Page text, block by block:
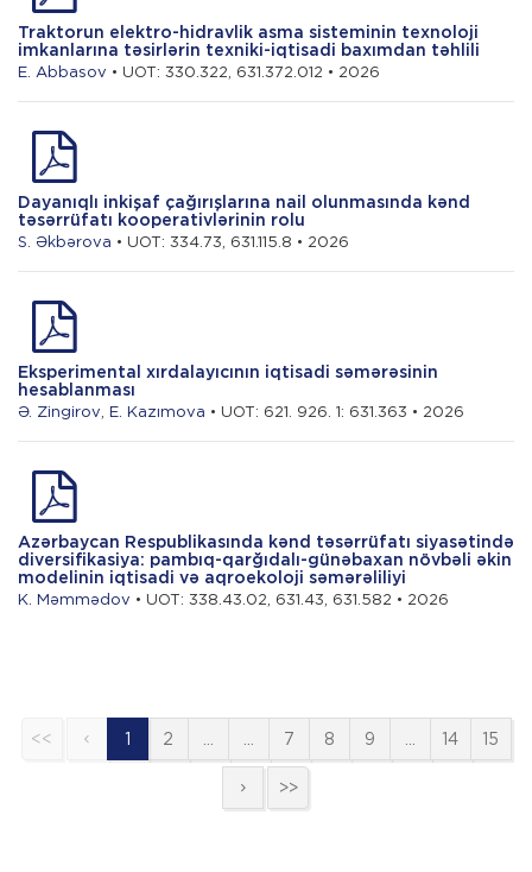
Traktorun elektro-hidravlik asma sisteminin texnoloji
imkanlarına təsirlərin texniki-iqtisadi baxımdan təhlili
E. Abbasov • UOT: 330.322, 631.372.012 • 2026
Dayanıqlı inkişaf çağırışlarına nail olunmasında kənd
təsərrüfatı kooperativlərinin rolu
S. Əkbərova • UOT: 334.73, 631.115.8 • 2026
Eksperimental xırdalayıcının iqtisadi səmərəsinin
hesablanması
Ə. Zingirov, E. Kazımova • UOT: 621. 926. 1: 631.363 • 2026
Azərbaycan Respublikasında kənd təsərrüfatı siyasətində
diversifikasiya: pambıq-qarğıdalı-günəbaxan növbəli əkin
modelinin iqtisadi və aqroekoloji səmərəliliyi
K. Məmmədov • UOT: 338.43.02, 631.43, 631.582 • 2026
<< 1 2 … … 7 8 9 … 14 15
>>